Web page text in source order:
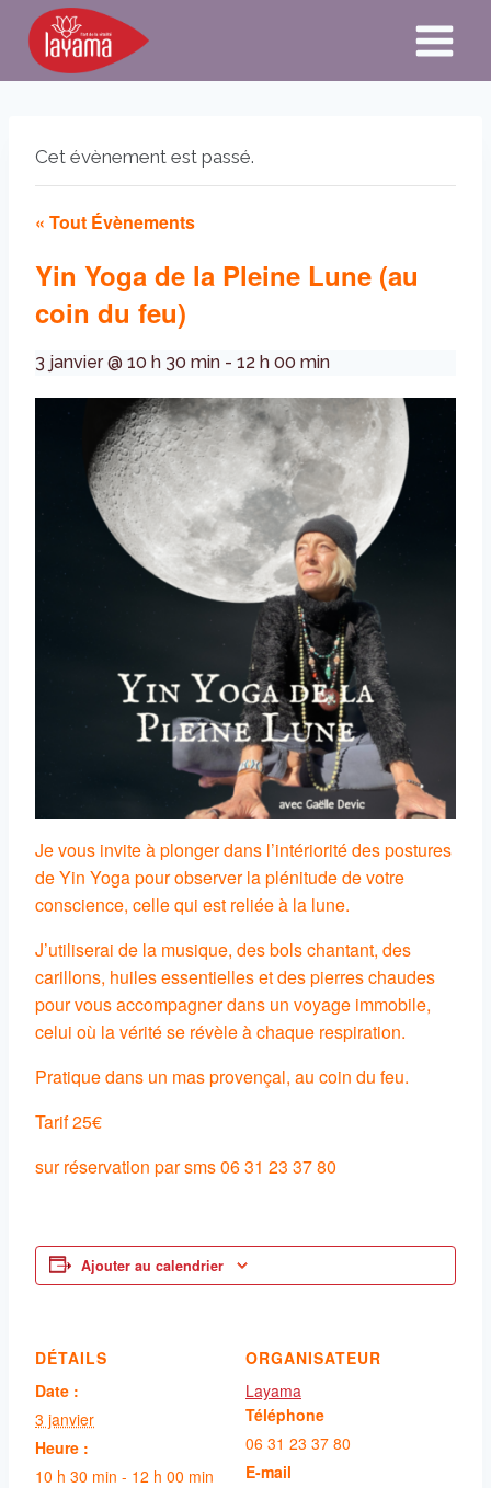
Aller
contenu
Cet évènement est passé.
« Tout Évènements
Yin Yoga de la Pleine Lune (au
coin du feu)
3 janvier @ 10 h 30 min - 12 h 00 min
Je vous invite à plonger dans l’intériorité des postures
de Yin Yoga pour observer la plénitude de votre
conscience, celle qui est reliée à la lune.
J’utiliserai de la musique, des bols chantant, des
carillons, huiles essentielles et des pierres chaudes
pour vous accompagner dans un voyage immobile,
celui où la vérité se révèle à chaque respiration.
Pratique dans un mas provençal, au coin du feu.
Tarif 25€
sur réservation par sms 06 31 23 37 80
Ajouter au calendrier
DÉTAILS
Date :
3 janvier
Heure :
10 h 30 min - 12 h 00 min
ORGANISATEUR
Layama
Téléphone
06 31 23 37 80
E-mail